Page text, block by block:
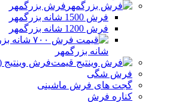
فرش بزرگمهر
فرش 1500 شانه بزرگمهر
فرش 1200 شانه بزرگمهر
شانه بزرگمهر
فرش وینتیج
فرش شگی
گجت های فرش ماشینی
کناره فرش